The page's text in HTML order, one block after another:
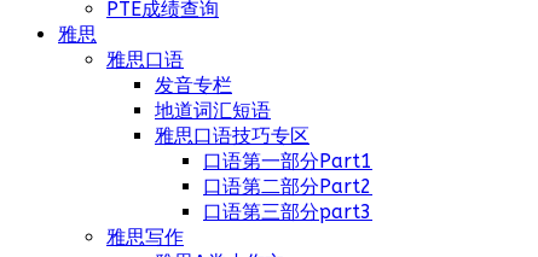
PTE成绩查询
雅思
雅思口语
发音专栏
地道词汇短语
雅思口语技巧专区
口语第一部分Part1
口语第二部分Part2
口语第三部分part3
雅思写作